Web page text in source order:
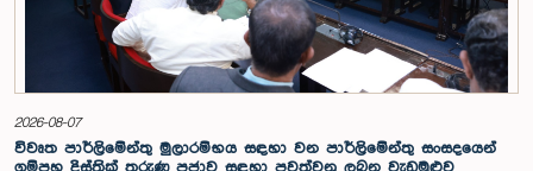
අවධාරණය කෙරිණි.කාරක සභාව විසින් පත් කළ විශේෂඥ මණ්ඩලය මඟින්
ලැබී ඇති යෝජනා 31 සහ පූර්ව පාර්ලිමේන්තු තේරීම් කාරක සභා වාර්තා
විශ්ලේෂණය කර ප්‍රායෝගික නිර්දේශ සහිත වාර්තාවක් සකස් කිරීමට නියමිත
අතර, එම නිර්දේශ සමාලෝචනය කිරීම සඳහා ඉදිරි කටයුතු සිදු කිරීමට කාරක
සභාව තීරණය කළේය.මෙම රැස්වීමට කාරක සභා සාමාජික ගරු අමාත්‍ය
ආචාර්ය උපාලි පන්නිලගේ මහතා සහ ගරු පාර්ලිමේන්තු මන්ත්‍රීවරුන් වන රවී
කරුණානායක, රුවන්තිලක ජයකොඩි සහ කදිරවේලු ෂන්මුගම් කුගදාසන් යන
මහත්වරු සහභාගී වූහ.
2026-08-07
විවෘත පාර්ලිමේන්තු මුලාරම්භය සඳහා වන පාර්ලිමේන්තු සංසදයෙන්
ගම්පහ දිස්ත්‍රික් තරුණ ප්‍රජාව සඳහා පවත්වනු ලබන වැඩමුළුව